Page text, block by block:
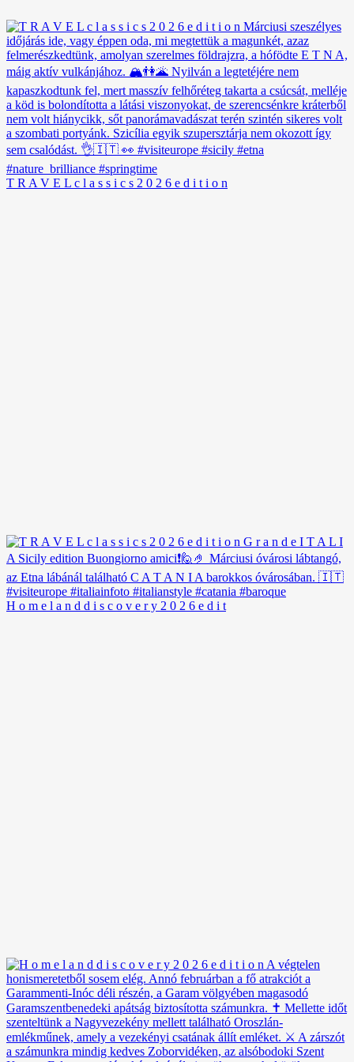
T R A V E L c l a s s i c s 2 0 2 6 e d i t i o n
H o m e l a n d d i s c o v e r y 2 0 2 6 e d i t